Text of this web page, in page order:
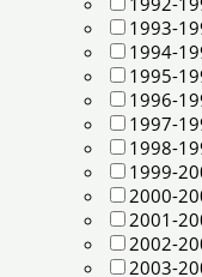
1993-
1994-
1995-
1996-
1997-
1998-
1999-
2000-
2001-
2002-
2003-